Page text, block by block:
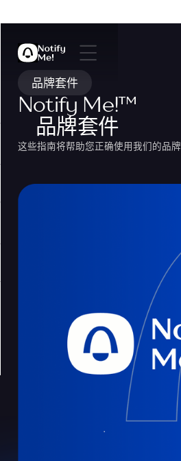
品牌套件
Notify Me!™
品牌套件
这些指南将帮助您正确使用我们的品牌